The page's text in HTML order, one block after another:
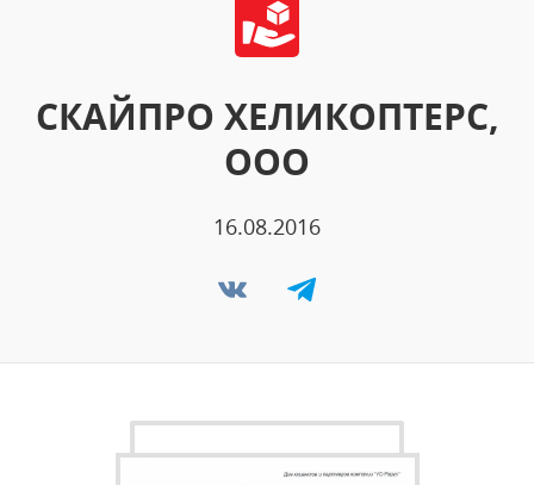
СКАЙПРО ХЕЛИКОПТЕРС,
ООО
16.08.2016